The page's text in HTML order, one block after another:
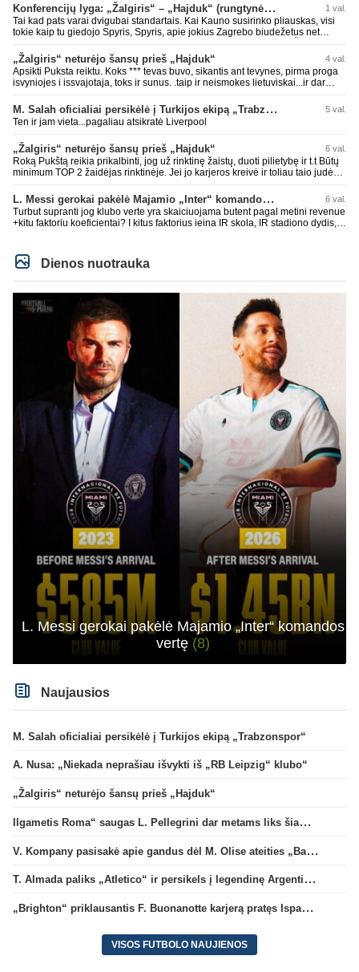
Konferencijų lyga: „Žalgiris“ – „Hajduk“ (rungtynės tiesiogiai) 1 val.
Tai kad pats varai dvigubai standartais. Kai Kauno susirinko pliauskas, visi
tokie kaip tu giedojo Spyris, Spyris, apie jokius Zagrebo biudežetus net
daug didesnis. Tfu ant tokių.
„Žalgiris“ neturėjo šansų prieš „Hajduk“ 4 val.
Apsikti Puksta reiktu. Koks *** tevas buvo, sikantis ant tevynes, pirma proga
isvyniojes i issvajotaja, toks ir sunus. .taip ir neismokes lietuviskai...ir dar
laurynas ikalbins
M. Salah oficialiai persikėlė į Turkijos ekipą „Trabzonspor“ 5 val.
Ten ir jam vieta...pagaliau atsikratė Liverpool
„Žalgiris“ neturėjo šansų prieš „Hajduk“ 6 val.
Roką Pukštą reikia prikalbinti, jog už rinktinę žaistų, duoti pilietybę ir t.t Būtų
minimum TOP 2 žaidėjas rinktinėje. Jei jo karjeros kreivė ir toliau taio judės,
L. Messi gerokai pakėlė Majamio „Inter“ komandos vertę 6 val.
Turbut supranti jog klubo verte yra skaiciuojama butent pagal metini revenue
+kitu faktoriu koeficientai? I kitus faktorius ieina IR skola, IR stadiono dydis,
milzinisko klubo vertes suoli siemet. Be to, tie 200 pamineti cia yra visiskai
on-point, jeigu jau musu mylimas D. prasneko apie klubo vertes kelima, arba
CR atveju - numusima.
Dienos nuotrauka
L. Messi gerokai pakėlė Majamio „Inter“ komandos
vertę (8)
Naujausios
M. Salah oficialiai persikėlė į Turkijos ekipą „Trabzonspor“
A. Nusa: „Niekada neprašiau išvykti iš „RB Leipzig“ klubo“
„Žalgiris“ neturėjo šansų prieš „Hajduk“
Ilgametis Roma“ saugas L. Pellegrini dar metams liks šiame klube
V. Kompany pasisakė apie gandus dėl M. Olise ateities „Bayern“ gretose
T. Almada paliks „Atletico“ ir persikels į legendinę Argentinos ekipą
„Brighton“ priklausantis F. Buonanotte karjerą pratęs Ispanijoje
VISOS FUTBOLO NAUJIENOS